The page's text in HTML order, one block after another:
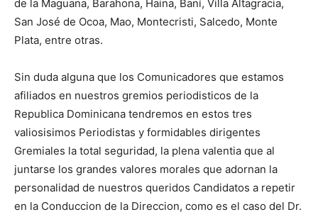
de la Maguana, Barahona, Haina, Baní, Villa Altagracia,
San José de Ocoa, Mao, Montecristi, Salcedo, Monte
Plata, entre otras.
Sin duda alguna que los Comunicadores que estamos
afiliados en nuestros gremios periodisticos de la
Republica Dominicana tendremos en estos tres
valiosisimos Periodistas y formidables dirigentes
Gremiales la total seguridad, la plena valentia que al
juntarse los grandes valores morales que adornan la
personalidad de nuestros queridos Candidatos a repetir
en la Conduccion de la Direccion, como es el caso del Dr.